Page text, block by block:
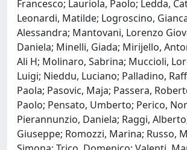
Francesco; Lauriola, Paolo; Ledda,
Leonardi, Matilde; Logroscino,
Alessandra; Mantovani, Lorenzo
Daniela; Minelli, Giada; Mirijello,
Ali H; Molinaro, Sabrina; Muccioli,
Luigi; Nieddu, Luciano; Palladino,
Paola; Pasovic, Maja; Passera,
Paolo; Pensato, Umberto; Perico,
Pierannunzio, Daniela; Raggi,
Giuseppe; Romozzi, Marina; Russo,